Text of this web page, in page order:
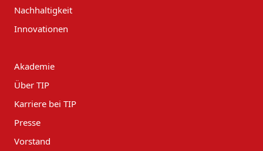
Nachhaltigkeit
Innovationen
Akademie
Über TIP
Karriere bei TIP
Presse
Vorstand